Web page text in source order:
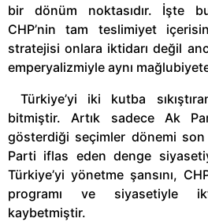
bir dönüm noktasıdır. İşte
CHP’nin tam teslimiyet
stratejisi onlara iktidarı değil
emperyalizmiyle aynı
Türkiye’yi iki kutba
bitmiştir. Artık sadece Ak
gösterdiği seçimler dönemi
Parti iflas eden denge
Türkiye’yi yönetme şansını,
programı ve siyasetiyle
kaybetmiştir.